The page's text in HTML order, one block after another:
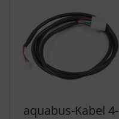
aquabus-Kabel 4-